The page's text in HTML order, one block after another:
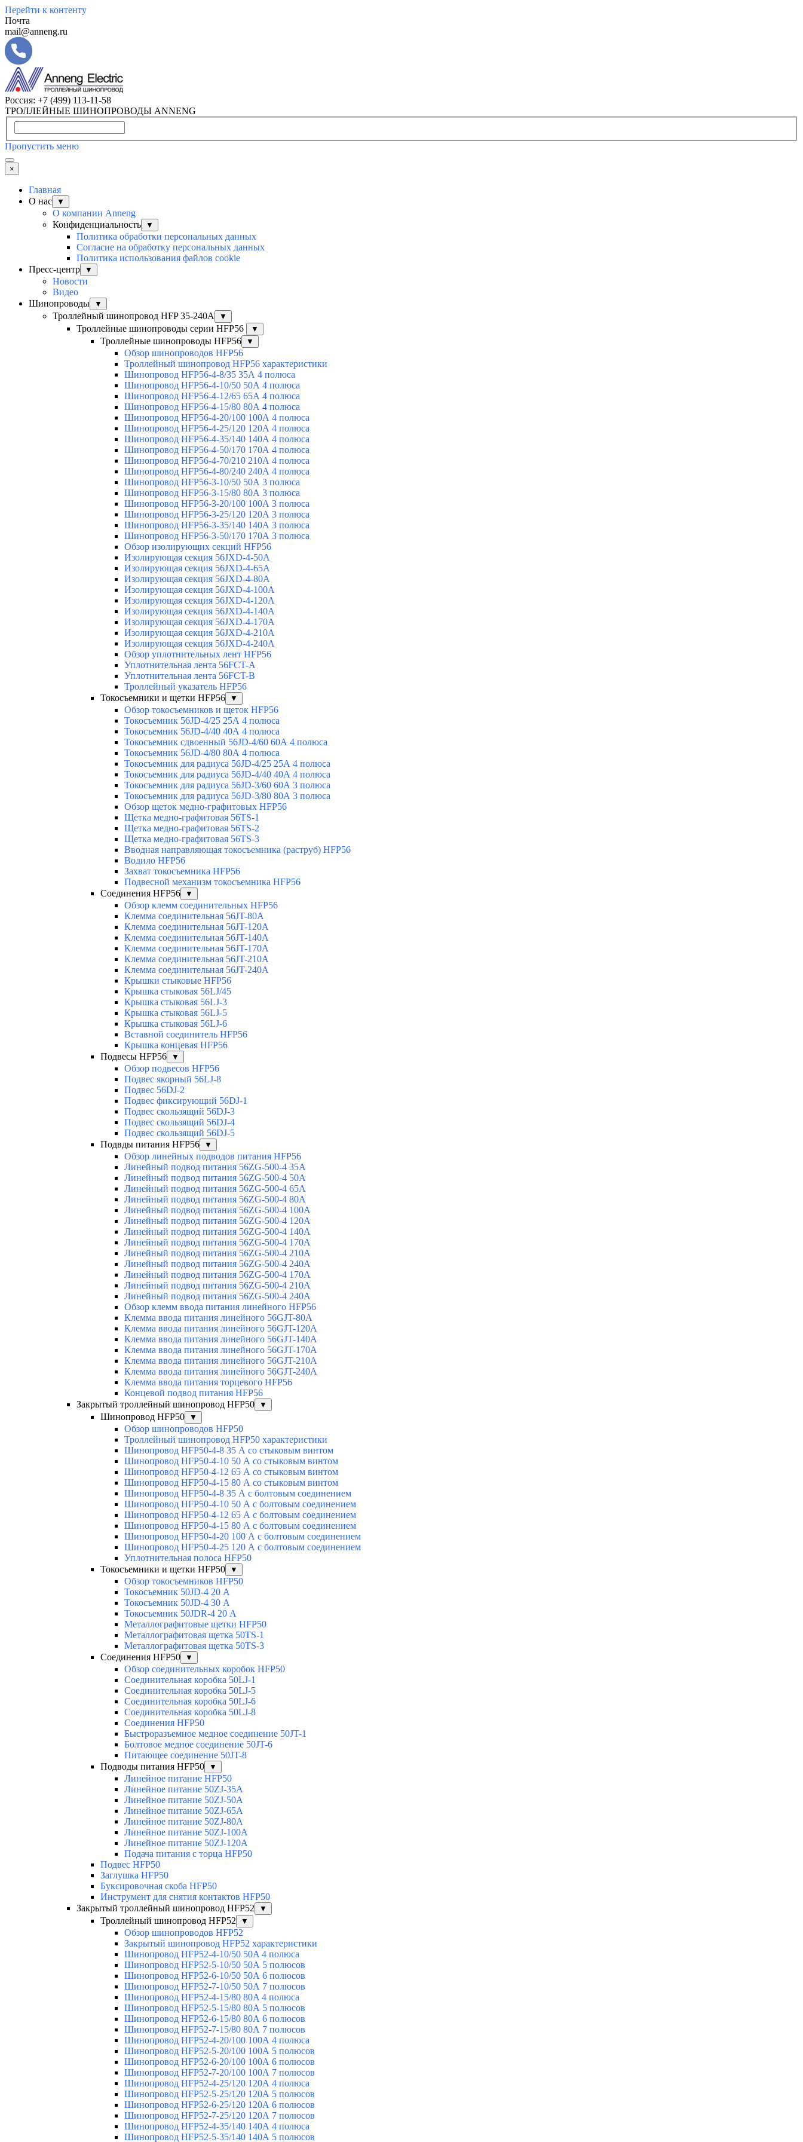
Перейти к контенту
Почта
mail@anneng.ru
Россия: +7 (499) 113-11-58
ТРОЛЛЕЙНЫЕ ШИНОПРОВОДЫ ANNENG
Пропустить меню
×
Главная
О нас
▼
О компании Anneng
Конфиденциальность
▼
Политика обработки персональных данных
Согласие на обработку персональных данных
Политика использования файлов cookie
Пресс-центр
▼
Новости
Видео
Шинопроводы
▼
Троллейный шинопровод HFP 35-240А ▼
Троллейные шинопроводы серии HFP56 ▼
Троллейные шинопроводы HFP56 ▼
Обзор шинопроводов HFP56
Троллейный шинопровод HFP56 характеристики
Шинопровод HFP56-4-8/35 35А 4 полюса
Шинопровод HFP56-4-10/50 50А 4 полюса
Шинопровод HFP56-4-12/65 65А 4 полюса
Шинопровод HFP56-4-15/80 80А 4 полюса
Шинопровод HFP56-4-20/100 100А 4 полюса
Шинопровод HFP56-4-25/120 120А 4 полюса
Шинопровод HFP56-4-35/140 140А 4 полюса
Шинопровод HFP56-4-50/170 170А 4 полюса
Шинопровод HFP56-4-70/210 210А 4 полюса
Шинопровод HFP56-4-80/240 240А 4 полюса
Шинопровод HFP56-3-10/50 50А 3 полюса
Шинопровод HFP56-3-15/80 80А 3 полюса
Шинопровод HFP56-3-20/100 100А 3 полюса
Шинопровод HFP56-3-25/120 120А 3 полюса
Шинопровод HFP56-3-35/140 140А 3 полюса
Шинопровод HFP56-3-50/170 170А 3 полюса
Обзор изолирующих секций HFP56
Изолирующая секция 56JXD-4-50A
Изолирующая секция 56JXD-4-65A
Изолирующая секция 56JXD-4-80A
Изолирующая секция 56JXD-4-100A
Изолирующая секция 56JXD-4-120A
Изолирующая секция 56JXD-4-140A
Изолирующая секция 56JXD-4-170A
Изолирующая секция 56JXD-4-210A
Изолирующая секция 56JXD-4-240A
Обзор уплотнительных лент HFP56
Уплотнительная лента 56FCT-A
Уплотнительная лента 56FCT-B
Троллейный указатель HFP56
Токосъемники и щетки HFP56
▼
Обзор токосъемников и щеток HFP56
Токосъемник 56JD-4/25 25А 4 полюса
Токосъемник 56JD-4/40 40А 4 полюса
Токосъемник сдвоенный 56JD-4/60 60А 4 полюса
Токосъемник 56JD-4/80 80А 4 полюса
Токосъемник для радиуса 56JD-4/25 25А 4 полюса
Токосъемник для радиуса 56JD-4/40 40А 4 полюса
Токосъемник для радиуса 56JD-3/60 60А 3 полюса
Токосъемник для радиуса 56JD-3/80 80А 3 полюса
Обзор щеток медно-графитовых HFP56
Щетка медно-графитовая 56TS-1
Щетка медно-графитовая 56TS-2
Щетка медно-графитовая 56TS-3
Вводная направляющая токосъемника (раструб) HFP56
Водило HFP56
Захват токосъемника HFP56
Подвесной механизм токосъемника HFP56
Соединения HFP56
▼
Обзор клемм соединительных HFP56
Клемма соединительная 56JT-80A
Клемма соединительная 56JT-120A
Клемма соединительная 56JT-140A
Клемма соединительная 56JT-170A
Клемма соединительная 56JT-210A
Клемма соединительная 56JT-240A
Крышки стыковые HFP56
Крышка стыковая 56LJ/45
Крышка стыковая 56LJ-3
Крышка стыковая 56LJ-5
Крышка стыковая 56LJ-6
Вставной соединитель HFP56
Крышка концевая HFP56
Подвесы HFP56
▼
Обзор подвесов HFP56
Подвес якорный 56LJ-8
Подвес 56DJ-2
Подвес фиксирующий 56DJ-1
Подвес скользящий 56DJ-3
Подвес скользящий 56DJ-4
Подвес скользящий 56DJ-5
Подвды питания HFP56
▼
Обзор линейных подводов питания HFP56
Линейный подвод питания 56ZG-500-4 35A
Линейный подвод питания 56ZG-500-4 50A
Линейный подвод питания 56ZG-500-4 65A
Линейный подвод питания 56ZG-500-4 80A
Линейный подвод питания 56ZG-500-4 100A
Линейный подвод питания 56ZG-500-4 120A
Линейный подвод питания 56ZG-500-4 140A
Линейный подвод питания 56ZG-500-4 170A
Линейный подвод питания 56ZG-500-4 210A
Линейный подвод питания 56ZG-500-4 240A
Линейный подвод питания 56ZG-500-4 170A
Линейный подвод питания 56ZG-500-4 210A
Линейный подвод питания 56ZG-500-4 240A
Обзор клемм ввода питания линейного HFP56
Клемма ввода питания линейного 56GJT-80A
Клемма ввода питания линейного 56GJT-120A
Клемма ввода питания линейного 56GJT-140A
Клемма ввода питания линейного 56GJT-170A
Клемма ввода питания линейного 56GJT-210A
Клемма ввода питания линейного 56GJT-240A
Клемма ввода питания торцевого HFP56
Концевой подвод питания HFP56
Закрытый троллейный шинопровод HFP50
▼
Шинопровод HFP50 ▼
Обзор шинопроводов HFP50
Троллейный шинопровод HFP50 характеристики
Шинопровод HFP50-4-8 35 А со стыковым винтом
Шинопровод HFP50-4-10 50 А со стыковым винтом
Шинопровод HFP50-4-12 65 А со стыковым винтом
Шинопровод HFP50-4-15 80 А со стыковым винтом
Шинопровод HFP50-4-8 35 А с болтовым соединением
Шинопровод HFP50-4-10 50 А с болтовым соединением
Шинопровод HFP50-4-12 65 А с болтовым соединением
Шинопровод HFP50-4-15 80 А с болтовым соединением
Шинопровод HFP50-4-20 100 А с болтовым соединением
Шинопровод HFP50-4-25 120 А с болтовым соединением
Уплотнительная полоса HFP50
Токосъемники и щетки HFP50
▼
Обзор токосъемников HFP50
Токосъемник 50JD-4 20 А
Токосъемник 50JD-4 30 А
Токосъемник 50JDR-4 20 А
Металлографитовые щетки HFP50
Металлографитовая щетка 50TS-1
Металлографитовая щетка 50TS-3
Соединения HFP50
▼
Обзор соединительных коробок HFP50
Соединительная коробка 50LJ-1
Соединительная коробка 50LJ-5
Соединительная коробка 50LJ-6
Соединительная коробка 50LJ-8
Соединения HFP50
Быстроразъемное медное соединение 50JT-1
Болтовое медное соединение 50JT-6
Питающее соединение 50JT-8
Подводы питания HFP50
▼
Линейное питание HFP50
Линейное питание 50ZJ-35A
Линейное питание 50ZJ-50A
Линейное питание 50ZJ-65A
Линейное питание 50ZJ-80A
Линейное питание 50ZJ-100A
Линейное питание 50ZJ-120A
Подача питания с торца HFP50
Подвес HFP50
Заглушка HFP50
Буксировочная скоба HFP50
Инструмент для снятия контактов HFP50
Закрытый троллейный шинопровод HFP52
▼
Троллейный шинопровод HFP52 ▼
Обзор шинопроводов HFP52
Закрытый шинопровод HFP52 характеристики
Шинопровод HFP52-4-10/50 50A 4 полюса
Шинопровод HFP52-5-10/50 50А 5 полюсов
Шинопровод HFP52-6-10/50 50А 6 полюсов
Шинопровод HFP52-7-10/50 50А 7 полюсов
Шинопровод HFP52-4-15/80 80A 4 полюса
Шинопровод HFP52-5-15/80 80А 5 полюсов
Шинопровод HFP52-6-15/80 80А 6 полюсов
Шинопровод HFP52-7-15/80 80А 7 полюсов
Шинопровод HFP52-4-20/100 100А 4 полюса
Шинопровод HFP52-5-20/100 100А 5 полюсов
Шинопровод HFP52-6-20/100 100А 6 полюсов
Шинопровод HFP52-7-20/100 100А 7 полюсов
Шинопровод HFP52-4-25/120 120А 4 полюса
Шинопровод HFP52-5-25/120 120А 5 полюсов
Шинопровод HFP52-6-25/120 120А 6 полюсов
Шинопровод HFP52-7-25/120 120А 7 полюсов
Шинопровод HFP52-4-35/140 140А 4 полюса
Шинопровод HFP52-5-35/140 140А 5 полюсов